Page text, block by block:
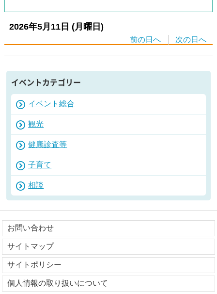
2026年5月11日 (月 曜日)
前の日へ 次の日へ
イベントカテゴリー
イベント総合
観光
健康診査等
子育て
相談
お問い合わせ
サイトマップ
サイトポリシー
個人情報の取り扱いについて